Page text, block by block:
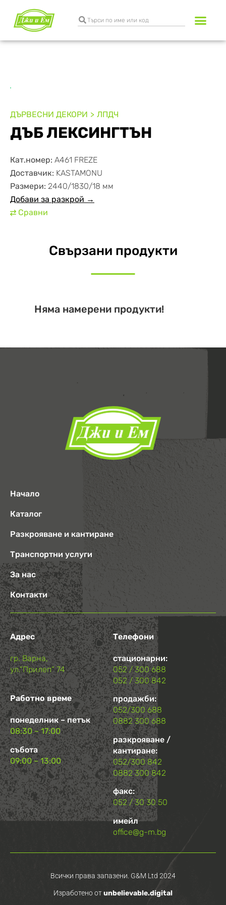
ДЪРВЕСНИ ДЕКОРИ ЛПДЧ
ДЪБ ЛЕКСИНГТЪН
Кат.номер: A461 FREZE
Доставчик: KASTAMONU
Размери: 2440/1830/18 мм
Добави за разкрой →
⇄ Сравни
Свързани продукти
Няма намерени продукти!
Начало
Каталог
Разкрояване и кантиране
Транспортни услуги
За нас
Контакти
Адрес
гр. Варна,
ул.“Прилеп“ 74
Работно време
понеделник – петък
08:30 – 17:00
събота
09:00 – 13:00
Телефони
стационарни:
052 / 300 688
052 / 300 842
продажби:
052/300 688
0882 300 688
разкрояване /
кантиране:
052/300 842
0882 300 842
факс:
052 / 30 30 50
имейл
office@g-m.bg
Всички права запазени. G&M Ltd 2024
Изработено отunbelievable.digital